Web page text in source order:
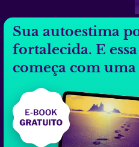
Sua autoestima
fortalecida. E
começa com uma